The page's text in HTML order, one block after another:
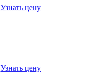
Узнать цену
Узнать цену